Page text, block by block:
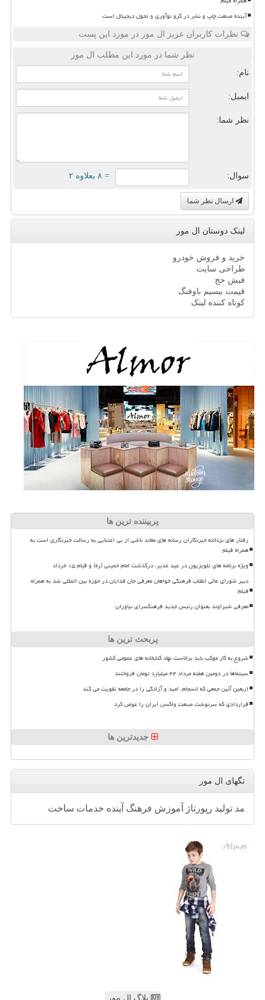
آینده صنعت چاپ و نشر در گرو نوآوری و تحول دیجیتال است
نظرات کاربران عزیز ال مور در مورد این پست
نظر شما در مورد این مطلب ال مور
نام:
ایمیل:
نظر شما:
سوال: = ۸ بعلاوه ۲
ارسال نظر شما
لینک دوستان ال مور
خرید و فروش خودرو
طراحی سایت
فیش حج
قیمت بیسیم باوفنگ
کوتاه کننده لینک
پربیننده ترین ها
رفتار های بزدلانه خبرنگاران رسانه های معاند ناشی از بی اعتنایی به رسالت خبرنگاری است به
همراه فیلم
ویژه برنامه های تلویزیون در عید غدیر، درگذشت امام خمینی (ره) و قیام ۱۵ خرداد
دبیر شورای عالی انقلاب فرهنگی خواهان معرفی جان فدایان در حوزه بین المللی شد به همراه
فیلم
معرفی شیراوند بعنوان رئیس جدید فرهنگسرای نیاوران
پربحث ترین ها
شروع به کار موکب باید برخاست نهاد کتابخانه های عمومی کشور
سینماها در دومین هفته مرداد ۴۴ میلیارد تومان فروختند
اربعین آئین جمعی که انسجام، امید و آزادگی را در جامعه تقویت می کند
قراردادی که سرنوشت صنعت واکسن ایران را عوض کرد
جدیدترین ها
تگهای ال مور
مد تولید رپورتاژ آموزش فرهنگ آینده خدمات ساخت
بلاگ ال مور